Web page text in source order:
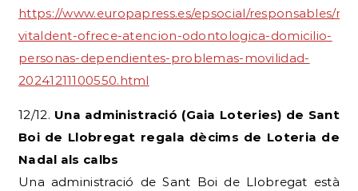
https://www.europapress.es/epsocial/responsables/
vitaldent-ofrece-atencion-odontologica-domicilio-
personas-dependientes-problemas-movilidad-
20241211100550.html
12/12. Una administració (Gaia Loteries) de Sant
Boi de Llobregat regala dècims de Loteria de
Nadal als calbs
Una administració de Sant Boi de Llobregat està